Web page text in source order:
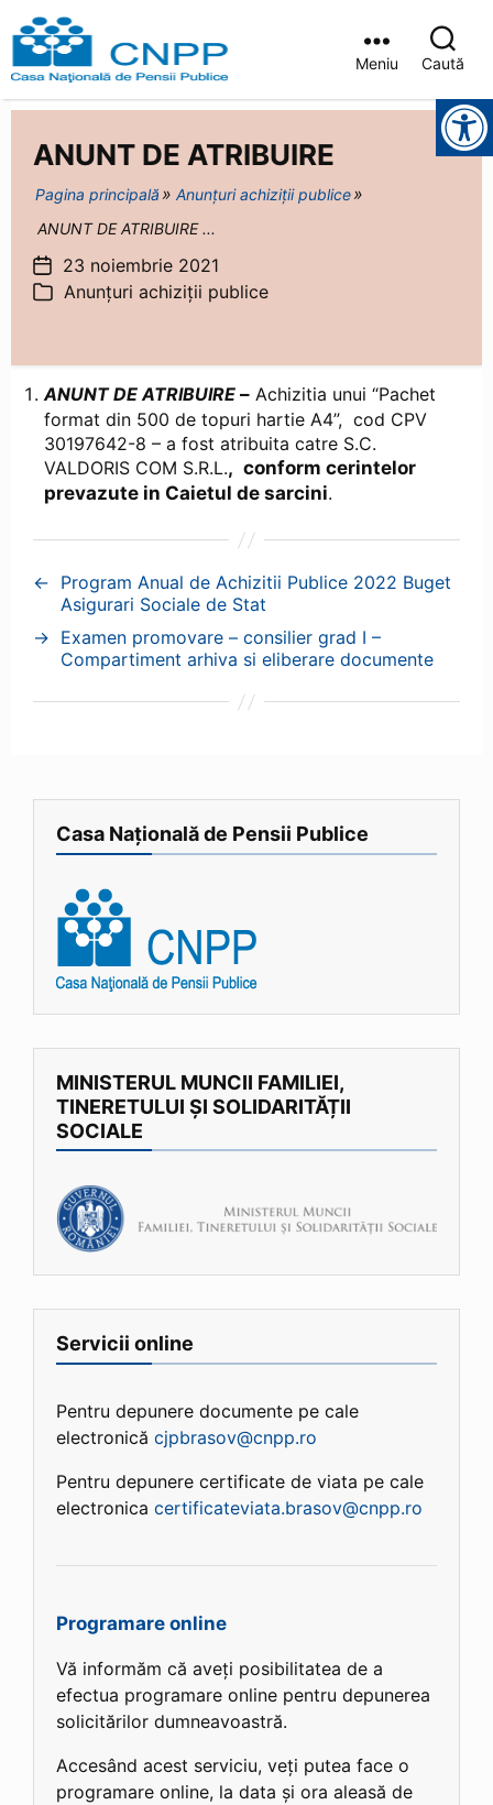
Județeană
Pensii
Meniu Caută
Instrumente pentru accesibilitate
ANUNT DE ATRIBUIRE
Pagina principală
Anunțuri achiziții publice
ANUNT DE ATRIBUIRE ...
Dată
articol
23 noiembrie 2021
Categorii
Anunțuri achiziții publice
ANUNT DE ATRIBUIRE – Achizitia unui “Pachet
format din 500 de topuri hartie A4”, cod CPV
30197642-8 – a fost atribuita catre S.C.
VALDORIS COM S.R.L., conform cerintelor
prevazute in Caietul de sarcini.
← Program Anual de Achizitii Publice 2022 Buget
Asigurari Sociale de Stat
→ Examen promovare – consilier grad I –
Compartiment arhiva si eliberare documente
Casa Națională de Pensii Publice
MINISTERUL MUNCII FAMILIEI,
TINERETULUI ȘI SOLIDARITĂȚII
SOCIALE
Servicii online
Pentru depunere documente pe cale
electronică cjpbrasov@cnpp.ro
Pentru depunere certificate de viata pe cale
electronica certificateviata.brasov@cnpp.ro
Programare online
Vă informăm că aveți posibilitatea de a
efectua programare online pentru depunerea
solicitărilor dumneavoastră.
Accesând acest serviciu, veți putea face o
programare online, la data și ora aleasă de